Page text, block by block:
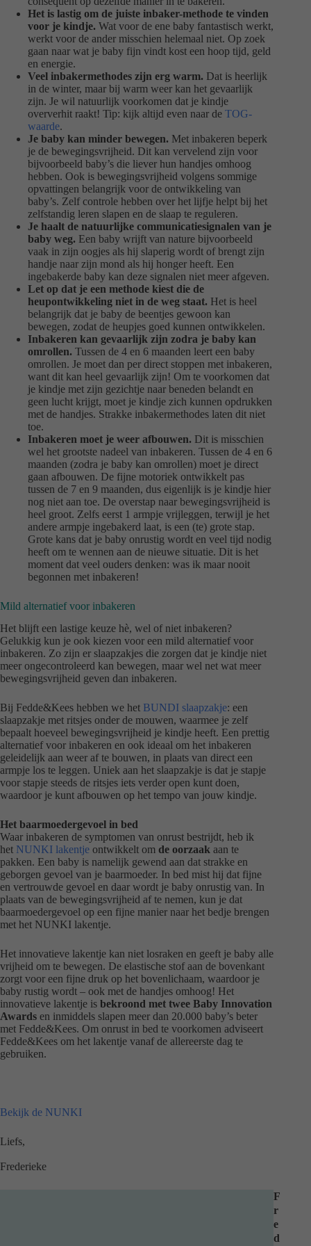
Het is lastig om de juiste inbaker-methode te vinden
voor je kindje. Wat voor de ene baby fantastisch werkt,
werkt voor de ander misschien helemaal niet. Op zoek
gaan naar wat je baby fijn vindt kost een hoop tijd, geld
en energie.
Veel inbakermethodes zijn erg warm. Dat is heerlijk
in de winter, maar bij warm weer kan het gevaarlijk
zijn. Je wil natuurlijk voorkomen dat je kindje
oververhit raakt! Tip: kijk altijd even naar de TOG-
waarde.
Je baby kan minder bewegen. Met inbakeren beperk
je de bewegingsvrijheid. Dit kan vervelend zijn voor
bijvoorbeeld baby’s die liever hun handjes omhoog
hebben. Ook is bewegingsvrijheid volgens sommige
opvattingen belangrijk voor de ontwikkeling van
baby’s. Zelf controle hebben over het lijfje helpt bij het
zelfstandig leren slapen en de slaap te reguleren.
Je haalt de natuurlijke communicatiesignalen van je
baby weg. Een baby wrijft van nature bijvoorbeeld
vaak in zijn oogjes als hij slaperig wordt of brengt zijn
handje naar zijn mond als hij honger heeft. Een
ingebakerde baby kan deze signalen niet meer afgeven.
Let op dat je een methode kiest die de
heupontwikkeling niet in de weg staat. Het is heel
belangrijk dat je baby de beentjes gewoon kan
bewegen, zodat de heupjes goed kunnen ontwikkelen.
Inbakeren kan gevaarlijk zijn zodra je baby kan
omrollen. Tussen de 4 en 6 maanden leert een baby
omrollen. Je moet dan per direct stoppen met inbakeren,
want dit kan heel gevaarlijk zijn! Om te voorkomen dat
je kindje met zijn gezichtje naar beneden belandt en
geen lucht krijgt, moet je kindje zich kunnen opdrukken
met de handjes. Strakke inbakermethodes laten dit niet
toe.
Inbakeren moet je weer afbouwen. Dit is misschien
wel het grootste nadeel van inbakeren. Tussen de 4 en 6
maanden (zodra je baby kan omrollen) moet je direct
gaan afbouwen. De fijne motoriek ontwikkelt pas
tussen de 7 en 9 maanden, dus eigenlijk is je kindje hier
nog niet aan toe. De overstap naar bewegingsvrijheid is
heel groot. Zelfs eerst 1 armpje vrijleggen, terwijl je het
andere armpje ingebakerd laat, is een (te) grote stap.
Grote kans dat je baby onrustig wordt en veel tijd nodig
heeft om te wennen aan de nieuwe situatie. Dit is het
moment dat veel ouders denken: was ik maar nooit
begonnen met inbakeren!
Mild alternatief voor inbakeren
Het blijft een lastige keuze hè, wel of niet inbakeren?
Gelukkig kun je ook kiezen voor een mild alternatief voor
inbakeren. Zo zijn er slaapzakjes die zorgen dat je kindje niet
meer ongecontroleerd kan bewegen, maar wel net wat meer
bewegingsvrijheid geven dan inbakeren.
Bij Fedde&Kees hebben we het BUNDI slaapzakje: een
slaapzakje met ritsjes onder de mouwen, waarmee je zelf
bepaalt hoeveel bewegingsvrijheid je kindje heeft. Een prettig
alternatief voor inbakeren en ook ideaal om het inbakeren
geleidelijk aan weer af te bouwen, in plaats van direct een
armpje los te leggen. Uniek aan het slaapzakje is dat je stapje
voor stapje steeds de ritsjes iets verder open kunt doen,
waardoor je kunt afbouwen op het tempo van jouw kindje.
Het baarmoedergevoel in bed
Waar inbakeren de symptomen van onrust bestrijdt, heb ik
het NUNKI lakentje ontwikkelt om de oorzaak aan te
pakken. Een baby is namelijk gewend aan dat strakke en
geborgen gevoel van je baarmoeder. In bed mist hij dat fijne
en vertrouwde gevoel en daar wordt je baby onrustig van. In
plaats van de bewegingsvrijheid af te nemen, kun je dat
baarmoedergevoel op een fijne manier naar het bedje brengen
met het NUNKI lakentje.
Het innovatieve lakentje kan niet losraken en geeft je baby alle
vrijheid om te bewegen. De elastische stof aan de bovenkant
zorgt voor een fijne druk op het bovenlichaam, waardoor je
baby rustig wordt – ook met de handjes omhoog! Het
innovatieve lakentje is bekroond met twee Baby Innovation
Awards en inmiddels slapen meer dan 20.000 baby’s beter
met Fedde&Kees. Om onrust in bed te voorkomen adviseert
Fedde&Kees om het lakentje vanaf de allereerste dag te
gebruiken.
Bekijk de NUNKI
Liefs,
Frederieke
F
r
e
d